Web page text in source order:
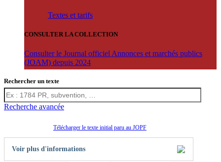
Textes et tarifs
CONSULTER LA COLLECTION
Consulter le Journal officiel Annonces et marchés publics
(JOAM) depuis 2024
Rechercher un texte
Recherche avancée
Télécharger le texte initial paru au JOPF
Voir plus d'informations